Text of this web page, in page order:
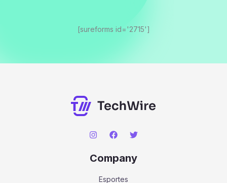
[sureforms id='2715']
Company
Esportes